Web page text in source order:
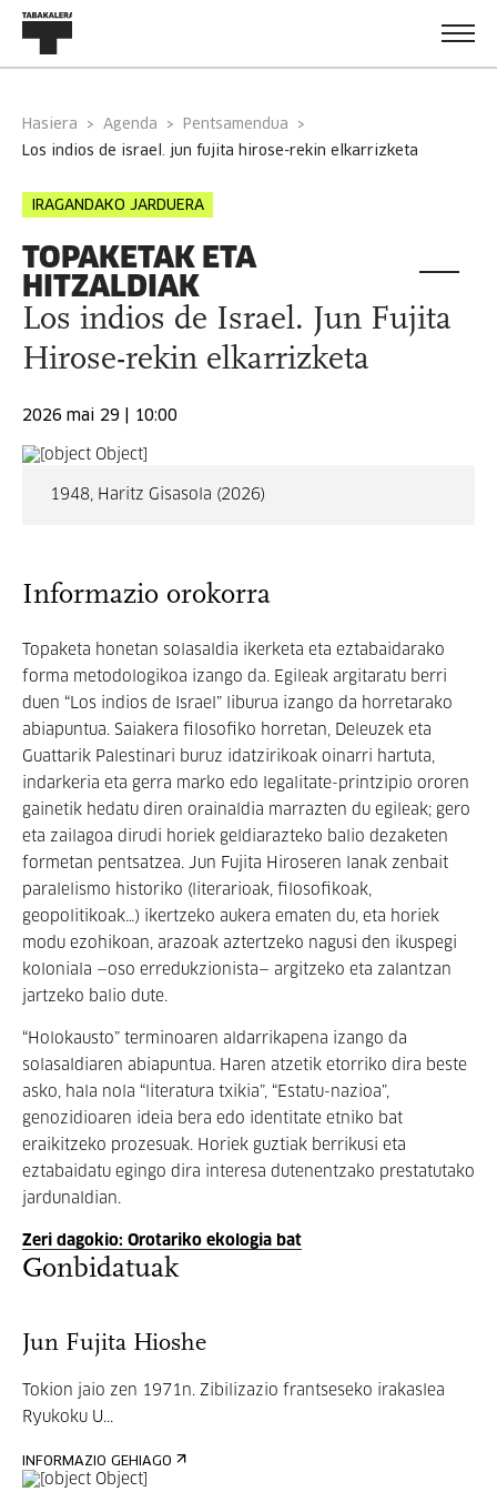
Hasiera Agenda
Pentsamendua
los indios de israel. jun fujita hirose-rekin elkarrizketa
IRAGANDAKO JARDUERA
TOPAKETAK ETA
HITZALDIAK
Los indios de Israel. Jun Fujita
Hirose-rekin elkarrizketa
2026 mai 29 | 10:00
1948, Haritz Gisasola (2026)
Informazio orokorra
Topaketa honetan solasaldia ikerketa eta eztabaidarako
forma metodologikoa izango da. Egileak argitaratu berri
duen “Los indios de Israel” liburua izango da horretarako
abiapuntua. Saiakera filosofiko horretan, Deleuzek eta
Guattarik Palestinari buruz idatzirikoak oinarri hartuta,
indarkeria eta gerra marko edo legalitate-printzipio ororen
gainetik hedatu diren orainaldia marrazten du egileak; gero
eta zailagoa dirudi horiek geldiarazteko balio dezaketen
formetan pentsatzea. Jun Fujita Hiroseren lanak zenbait
paralelismo historiko (literarioak, filosofikoak,
geopolitikoak…) ikertzeko aukera ematen du, eta horiek
modu ezohikoan, arazoak aztertzeko nagusi den ikuspegi
koloniala —oso erredukzionista— argitzeko eta zalantzan
jartzeko balio dute.
“Holokausto” terminoaren aldarrikapena izango da
solasaldiaren abiapuntua. Haren atzetik etorriko dira beste
asko, hala nola “literatura txikia”, “Estatu-nazioa”,
genozidioaren ideia bera edo identitate etniko bat
eraikitzeko prozesuak. Horiek guztiak berrikusi eta
eztabaidatu egingo dira interesa dutenentzako prestatutako
jardunaldian.
Zeri dagokio: Orotariko ekologia bat
Gonbidatuak
Jun Fujita Hioshe
Tokion jaio zen 1971n. Zibilizazio frantseseko irakaslea
Ryukoku U...
INFORMAZIO GEHIAGO